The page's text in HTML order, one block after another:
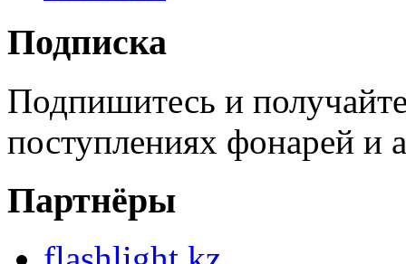
Подписка
Подпишитесь и
поступлениях фонарей и
Партнёры